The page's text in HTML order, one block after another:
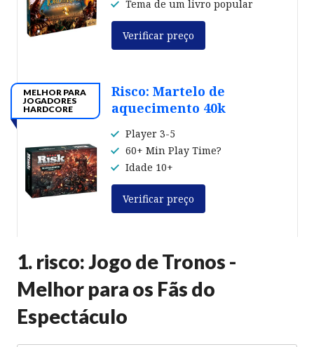
Tema de um livro popular
Verificar preço
MELHOR PARA
JOGADORES
HARDCORE
Risco: Martelo de
aquecimento 40k
Player 3-5
60+ Min Play Time?
Idade 10+
Verificar preço
1. risco: Jogo de Tronos -
Melhor para os Fãs do
Espectáculo